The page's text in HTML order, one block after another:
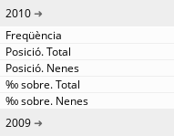
2010
2009